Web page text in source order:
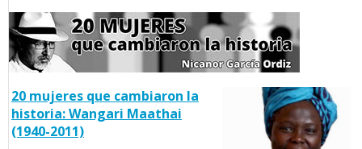
20 mujeres que cambiaron la
historia: Wangari Maathai
(1940-2011)